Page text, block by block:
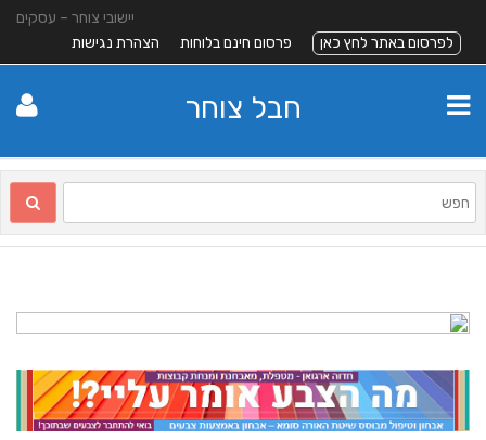
יישובי צוחר – עסקים
לפרסום באתר לחץ כאן
פרסום חינם בלוחות הצהרת נגישות
חבל צוחר